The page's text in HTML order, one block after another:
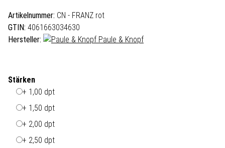
Artikelnummer: CN - FRANZ rot
GTIN: 4061663034630
Hersteller:
Paule & Knopf
Stärken
+ 1,00 dpt
+ 1,50 dpt
+ 2,00 dpt
+ 2,50 dpt